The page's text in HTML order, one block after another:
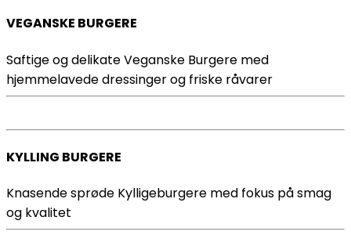
VEGANSKE BURGERE
Saftige og delikate Veganske Burgere med
hjemmelavede dressinger og friske råvarer
KYLLING BURGERE
Knasende sprøde Kylligeburgere med fokus på smag
og kvalitet